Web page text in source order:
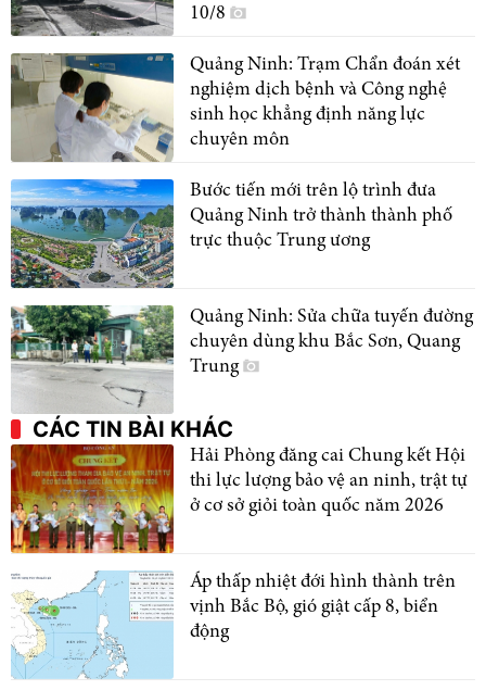
10/8
Quảng Ninh: Trạm Chẩn đoán xét
nghiệm dịch bệnh và Công nghệ
sinh học khẳng định năng lực
chuyên môn
Bước tiến mới trên lộ trình đưa
Quảng Ninh trở thành thành phố
trực thuộc Trung ương
Quảng Ninh: Sửa chữa tuyến đường
chuyên dùng khu Bắc Sơn, Quang
Trung
CÁC TIN BÀI KHÁC
Hải Phòng đăng cai Chung kết Hội
thi lực lượng bảo vệ an ninh, trật tự
ở cơ sở giỏi toàn quốc năm 2026
Áp thấp nhiệt đới hình thành trên
vịnh Bắc Bộ, gió giật cấp 8, biển
động